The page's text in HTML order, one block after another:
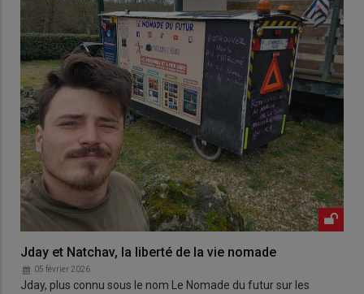
Jday et Natchav, la liberté de la vie nomade
05 février 2026
Jday, plus connu sous le nom Le Nomade du futur sur les